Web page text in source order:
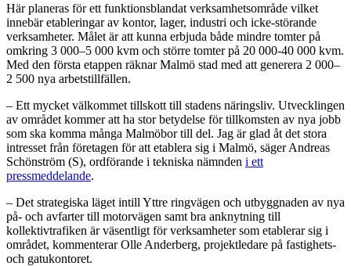
Här planeras för ett funktionsblandat verksamhetsområde vilket
innebär etableringar av kontor, lager, industri och icke-störande
verksamheter. Målet är att kunna erbjuda både mindre tomter på
omkring 3 000–5 000 kvm och större tomter på 20 000-40 000 kvm.
Med den första etappen räknar Malmö stad med att generera 2 000–
2 500 nya arbetstillfällen.
– Ett mycket välkommet tillskott till stadens näringsliv. Utvecklingen
av området kommer att ha stor betydelse för tillkomsten av nya jobb
som ska komma många Malmöbor till del. Jag är glad åt det stora
intresset från företagen för att etablera sig i Malmö, säger Andreas
Schönström (S), ordförande i tekniska nämnden i ett
pressmeddelande.
– Det strategiska läget intill Yttre ringvägen och utbyggnaden av nya
på- och avfarter till motorvägen samt bra anknytning till
kollektivtrafiken är väsentligt för verksamheter som etablerar sig i
området, kommenterar Olle Anderberg, projektledare på fastighets-
och gatukontoret.